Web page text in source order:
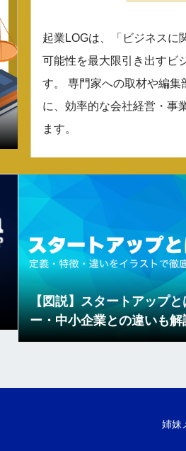
【図説】スタートアップと
ー・中小企業との違いも解
起業LOGは、「ビジネスに
可能性を最大限引き出すビ
す。 専門家への取材や編集
に、効率的な会社経営・事
ます。
姉妹